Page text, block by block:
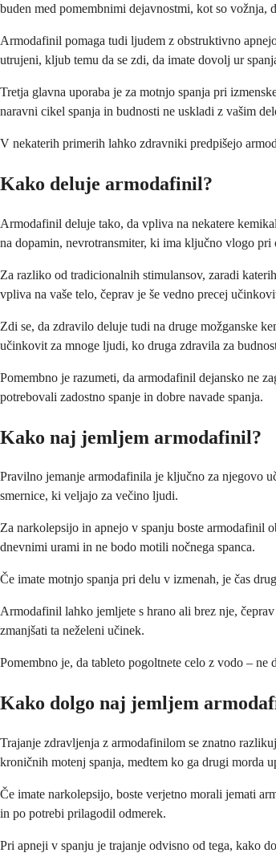
buden med pomembnimi dejavnostmi, kot so vožnja,
Armodafinil pomaga tudi ljudem z obstruktivno
utrujeni, kljub temu da se zdi, da imate dovolj ur
Tretja glavna uporaba je za motnjo spanja pri
naravni cikel spanja in budnosti ne uskladi z vašim
V nekaterih primerih lahko zdravniki predpišejo
Kako deluje armodafinil?
Armodafinil deluje tako, da vpliva na nekatere
na dopamin, nevrotransmiter, ki ima ključno vlogo pri
Za razliko od tradicionalnih stimulansov, zaradi
vpliva na vaše telo, čeprav je še vedno precej
Zdi se, da zdravilo deluje tudi na druge možganske
učinkovit za mnoge ljudi, ko druga zdravila za
Pomembno je razumeti, da armodafinil dejansko ne
potrebovali zadostno spanje in dobre navade spanja.
Kako naj jemljem armodafinil?
Pravilno jemanje armodafinila je ključno za njegovo
smernice, ki veljajo za večino ljudi.
Za narkolepsijo in apnejo v spanju boste armodafinil
dnevnimi urami in ne bodo motili nočnega spanca.
Če imate motnjo spanja pri delu v izmenah, je čas
Armodafinil lahko jemljete s hrano ali brez nje,
zmanjšati ta neželeni učinek.
Pomembno je, da tableto pogoltnete celo z vodo –
Kako dolgo naj jemljem
Trajanje zdravljenja z armodafinilom se znatno
kroničnih motenj spanja, medtem ko ga drugi morda
Če imate narkolepsijo, boste verjetno morali jemati
in po potrebi prilagodil odmerek.
Pri apneji v spanju je trajanje odvisno od tega, kako